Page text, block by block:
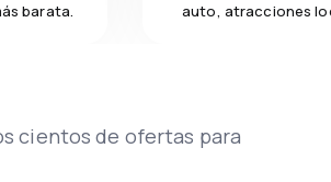
barata.
auto, atracciones
cientos de ofertas para